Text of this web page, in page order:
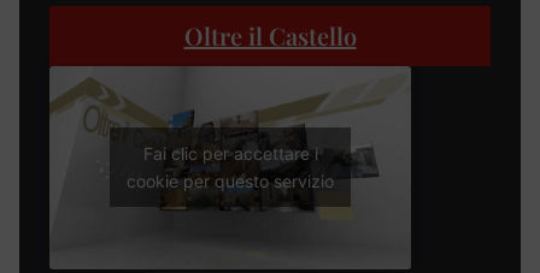
Oltre il Castello
Fai clic per accettare i
cookie per questo servizio